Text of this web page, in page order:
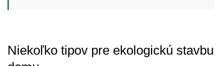
Niekoľko tipov pre ekologickú stavbu